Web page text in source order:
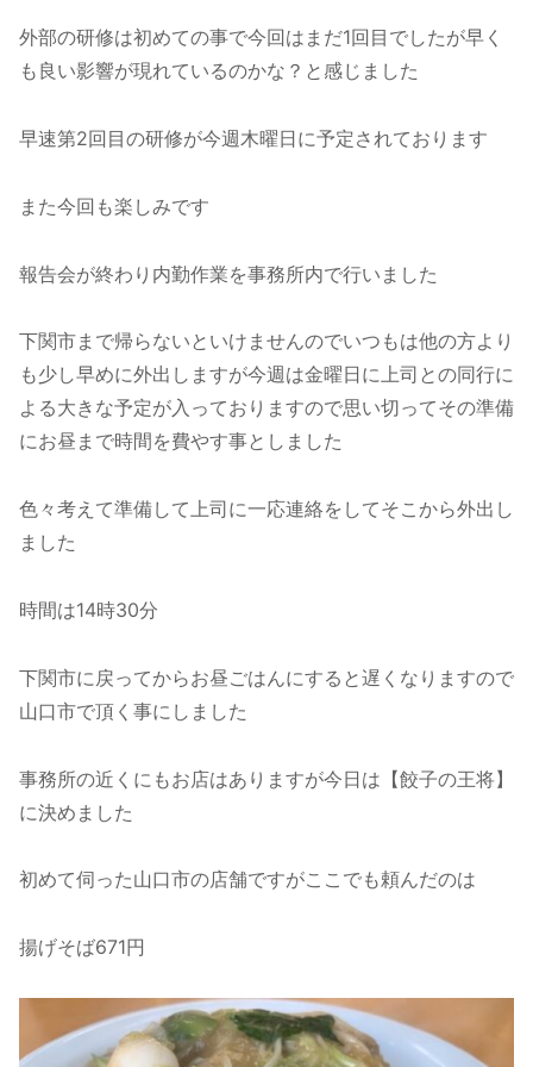
外部の研修は初めての事で今回はまだ1回目でしたが早く
も良い影響が現れているのかな？と感じました
早速第2回目の研修が今週木曜日に予定されております
また今回も楽しみです
報告会が終わり内勤作業を事務所内で行いました
下関市まで帰らないといけませんのでいつもは他の方より
も少し早めに外出しますが今週は金曜日に上司との同行に
よる大きな予定が入っておりますので思い切ってその準備
にお昼まで時間を費やす事としました
色々考えて準備して上司に一応連絡をしてそこから外出し
ました
時間は14時30分
下関市に戻ってからお昼ごはんにすると遅くなりますので
山口市で頂く事にしました
事務所の近くにもお店はありますが今日は【餃子の王将】
に決めました
初めて伺った山口市の店舗ですがここでも頼んだのは
揚げそば671円